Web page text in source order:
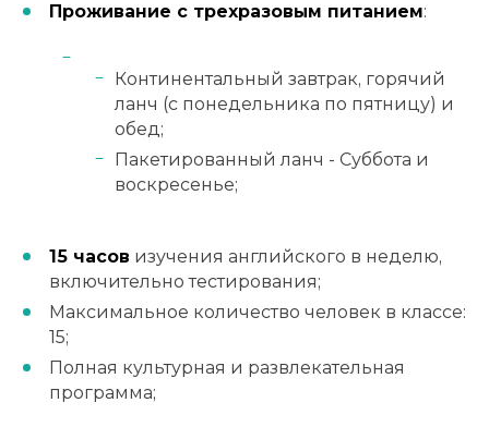
Проживание с трехразовым питанием:
Континентальный завтрак, горячий
ланч (с понедельника по пятницу) и
обед;
Пакетированный ланч - Суббота и
воскресенье;
15 часов изучения английского в неделю,
включительно тестирования;
Максимальное количество человек в классе:
15;
Полная культурная и развлекательная
программа;